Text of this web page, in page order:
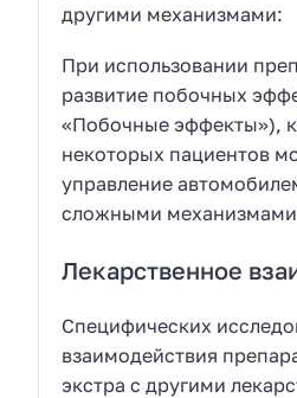
другими механизмами:
При использовании
развитие побочных
«Побочные эффекты»),
некоторых пациентов
управление
сложными
Лекарственное
Специфических
взаимодействия
экстра с другими